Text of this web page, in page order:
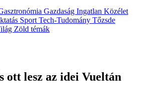
Gazdaság Ingatlan Közélet
Sport Tech-Tudomány Tőzsde
Zöld témák
ott lesz az idei Vueltán